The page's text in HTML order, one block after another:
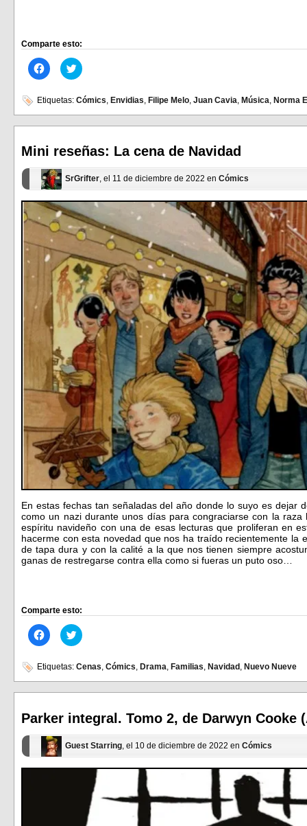
Comparte esto:
Haz
clic
en
Facebook
(Se
abre
ventana
nueva)
Haz
clic
en
(Se
abre
ventana
nueva)
Etiquetas: Cómics, Envidias, Filipe Melo, Juan Cavia, Música, Norma
Mini reseñas: La cena de Navidad
SrGrifter, el 11 de diciembre de 2022 en Cómics
En estas fechas tan señaladas del año donde lo suyo es dejar
como un nazi durante unos días para congraciarse con la
espíritu navideño con una de esas lecturas que proliferan en
hacerme con esta novedad que nos ha traído recientemente la
de tapa dura y con la calité a la que nos tienen siempre
ganas de restregarse contra ella como si fueras un puto oso…
Comparte esto:
Haz
clic
en
Facebook
(Se
abre
ventana
nueva)
Haz
clic
en
Twitter
(Se
abre
ventana
nueva)
Etiquetas: Cenas, Cómics, Drama, Familias, Navidad , Nuevo Nueve
Parker integral. Tomo 2, de Darwyn Cooke
Guest Starring, el 10 de diciembre de 2022 en Cómics